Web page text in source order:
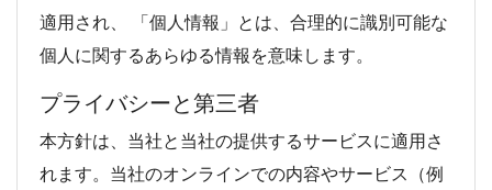
適用され、 「個人情報」とは、合理的に識別可能な
個人に関するあらゆる情報を意味します。
プライバシーと第三者
本方針は、当社と当社の提供するサービスに適用さ
れます。当社のオンラインでの内容やサービス（例